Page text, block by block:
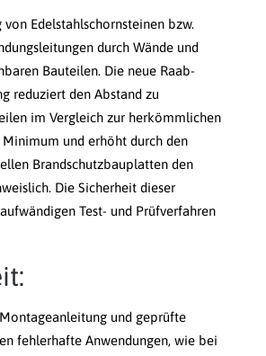
von Edelstahlschornsteinen bzw.
durch Wände und
Bauteilen. Die neue Raab-
reduziert den Abstand zu
im Vergleich zur herkömmlichen
und erhöht durch den
Brandschutzbauplatten den
Die Sicherheit dieser
Test- und Prüfverfahren
und geprüfte
fehlerhafte Anwendungen, wie bei